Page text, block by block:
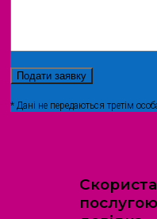
* Дані не передаються третім